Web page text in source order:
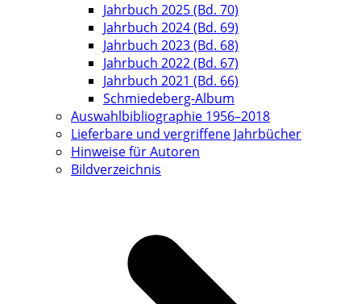
Jahrbuch 2025 (Bd. 70)
Jahrbuch 2024 (Bd. 69)
Jahrbuch 2023 (Bd. 68)
Jahrbuch 2022 (Bd. 67)
Jahrbuch 2021 (Bd. 66)
Schmiedeberg-Album
Auswahlbibliographie 1956–2018
Lieferbare und vergriffene Jahrbücher
Hinweise für Autoren
Bildverzeichnis